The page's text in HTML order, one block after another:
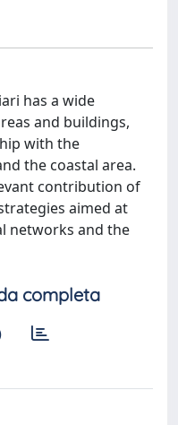
has a wide
and buildings,
with the
the coastal area.
contribution of
aimed at
networks and the
completa